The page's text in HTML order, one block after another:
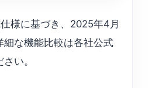
様に基づき、2025年4月
細な機能比較は各社公式
い。